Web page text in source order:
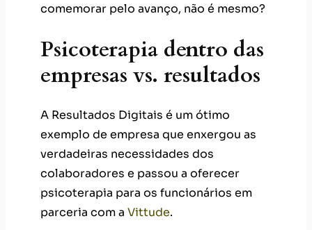
comemorar pelo avanço, não é mesmo?
Psicoterapia dentro das
empresas vs. resultados
A Resultados Digitais é um ótimo
exemplo de empresa que enxergou as
verdadeiras necessidades dos
colaboradores e passou a oferecer
psicoterapia para os funcionários em
parceria com a Vittude.